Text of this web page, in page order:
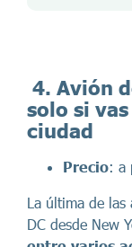
4. Avión
solo si
ciudad
Precio: a
La última de las
DC desde New